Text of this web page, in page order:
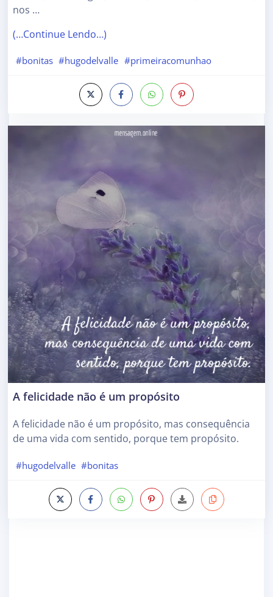
nos …
(…Continue Lendo…)
#bonitas #hugodelvalle #primeiracomunhao
A felicidade não é um propósito
A felicidade não é um propósito, mas consequência
de uma vida com sentido, porque tem propósito.
#hugodelvalle #bonitas